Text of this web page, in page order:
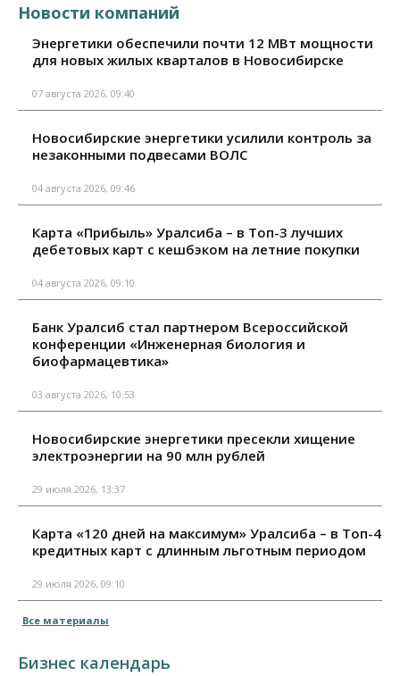
Новости компаний
Энергетики обеспечили почти 12 МВт мощности
для новых жилых кварталов в Новосибирске
07 августа 2026, 09:40
Новосибирские энергетики усилили контроль за
незаконными подвесами ВОЛС
04 августа 2026, 09:46
Карта «Прибыль» Уралсиба – в Топ-3 лучших
дебетовых карт с кешбэком на летние покупки
04 августа 2026, 09:10
Банк Уралсиб стал партнером Всероссийской
конференции «Инженерная биология и
биофармацевтика»
03 августа 2026, 10:53
Новосибирские энергетики пресекли хищение
электроэнергии на 90 млн рублей
29 июля 2026, 13:37
Карта «120 дней на максимум» Уралсиба – в Топ-4
кредитных карт с длинным льготным периодом
29 июля 2026, 09:10
Все материалы
Бизнес календарь